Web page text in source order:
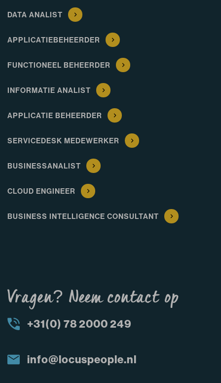
DATA ANALIST
APPLICATIEBEHEERDER
FUNCTIONEEL BEHEERDER
INFORMATIE ANALIST
APPLICATIE BEHEERDER
SERVICEDESK MEDEWERKER
BUSINESSANALIST
CLOUD ENGINEER
BUSINESS INTELLIGENCE CONSULTANT
Vragen? Neem contact op
+31(0) 78 2000 249
info@locuspeople.nl